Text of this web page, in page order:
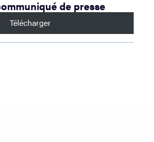
de presse
Télécharger